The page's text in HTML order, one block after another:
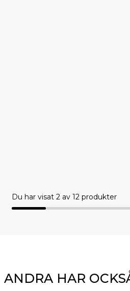
Du har visat 2av 12 produkter
ANDRA HAR